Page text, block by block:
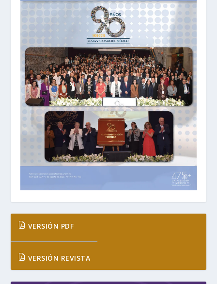
VERSIÓN PDF
VERSIÓN REVISTA